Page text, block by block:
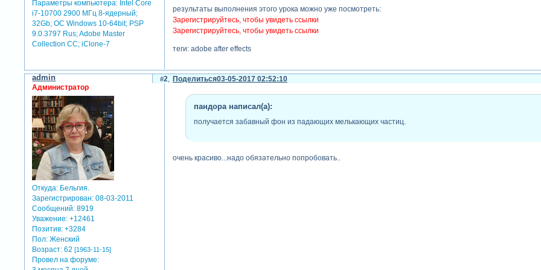
Параметры компьютера: Intel Core
i7-10700 2900 МГц 8-ядерный;
32Gb; ОС Windows 10-64bit; PSP
9.0.3797 Rus; Adobe Master
Collection СС; iClone-7
результаты выполнения этого урока можно уже посмотреть:
Зарегистрируйтесь, чтобы увидеть ссылки
Зарегистрируйтесь, чтобы увидеть ссылки
теги: adobe after effects
Поделиться
2 03-05-2017 02:52:10
admin
Администратор
Откуда: Бельгия.
Зарегистрирован: 08-03-2011
Сообщений: 8919
Уважение: +12461
Позитив: +3284
Пол: Женский
Возраст: 62[1963-11-15]
Провел на форуме:
пандора написал(а):
получается забавный фон из падающих мелькающих частиц.
очень красиво...надо обязательно попробовать..